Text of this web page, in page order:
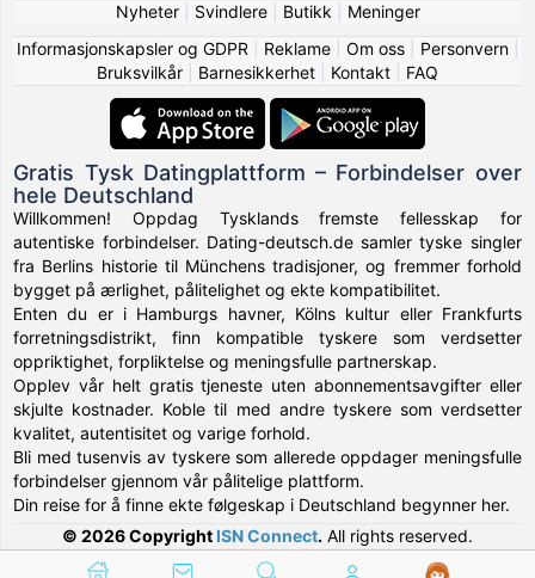
Nyheter| Svindlere| Butikk
Meninger
Informasjonskapsler og GDPR
Reklame| Om oss| Personvern|
Bruksvilkår
Barnesikkerhet Kontakt FAQ
Gratis Tysk Datingplattform – Forbindelser over
hele Deutschland
Willkommen! Oppdag Tysklands fremste fellesskap for
autentiske forbindelser. Dating-deutsch.de samler tyske singler
fra Berlins historie til Münchens tradisjoner, og fremmer forhold
bygget på ærlighet, pålitelighet og ekte kompatibilitet.
Enten du er i Hamburgs havner, Kölns kultur eller Frankfurts
forretningsdistrikt, finn kompatible tyskere som verdsetter
oppriktighet, forpliktelse og meningsfulle partnerskap.
Opplev vår helt gratis tjeneste uten abonnementsavgifter eller
skjulte kostnader. Koble til med andre tyskere som verdsetter
kvalitet, autentisitet og varige forhold.
Bli med tusenvis av tyskere som allerede oppdager meningsfulle
forbindelser gjennom vår pålitelige plattform.
Din reise for å finne ekte følgeskap i Deutschland begynner her.
© 2026 Copyright ISN Connect. All rights reserved.